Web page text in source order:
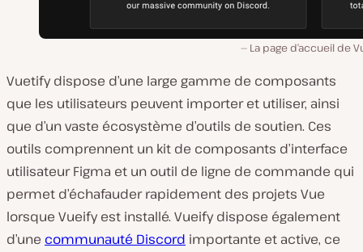
La page d’accueil de
Vuetify dispose d’une large gamme de composants
que les utilisateurs peuvent importer et utiliser, ainsi
que d’un vaste écosystème d’outils de soutien. Ces
outils comprennent un kit de composants d’interface
utilisateur Figma et un outil de ligne de commande qui
permet d’échafauder rapidement des projets Vue
lorsque Vueify est installé. Vueify dispose également
d’une communauté Discord importante et active, ce